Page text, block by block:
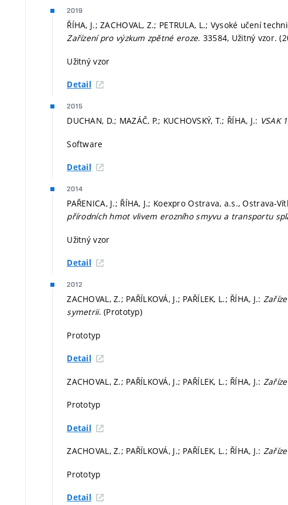
2019
ŘÍHA, J.; ZACHOVAL, Z.; PETRULA, L.; Vysoké učení
Zařízení pro výzkum zpětné eroze. 33584, Užitný vzor.
Užitný vzor
Detail
2015
DUCHAN, D.; MAZÁČ, P.; KUCHOVSKÝ, T.; ŘÍHA, J.: VSAK
Software
Detail
2014
PAŘENICA, J.; ŘÍHA, J.; Koexpro Ostrava, a.s., Ostrava-
přírodních hmot vlivem erozního smyvu a transportu
Užitný vzor
Detail
2012
ZACHOVAL, Z.; PAŘÍLKOVÁ, J.; PAŘÍLEK, L.; ŘÍHA, J.:
symetrii. (Prototyp)
Prototyp
Detail
ZACHOVAL, Z.; PAŘÍLKOVÁ, J.; PAŘÍLEK, L.; ŘÍHA, J.:
Prototyp
Detail
ZACHOVAL, Z.; PAŘÍLKOVÁ, J.; PAŘÍLEK, L.; ŘÍHA, J.:
Prototyp
Detail